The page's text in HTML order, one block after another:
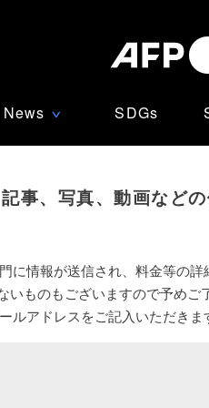
News ∨ SDGs
記事、写真、動画など
に情報が送信され、料金等の詳
ものもございますので予めご
ルアドレスをご記入いただきま